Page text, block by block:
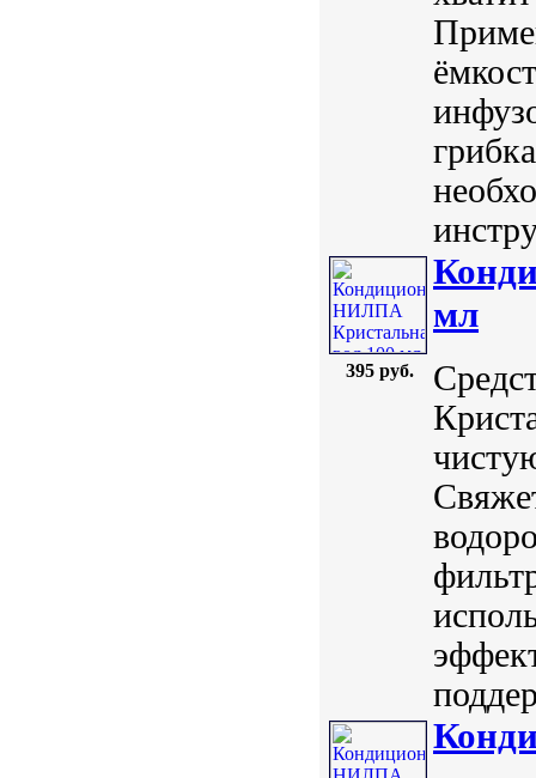
395 руб.
мл